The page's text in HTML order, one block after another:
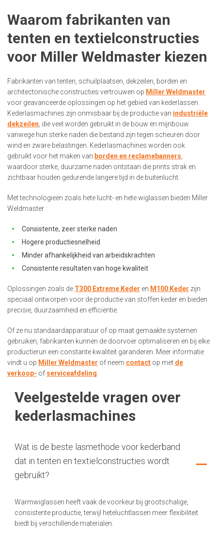
Waarom fabrikanten van
tenten en textielconstructies
voor Miller Weldmaster kiezen
Fabrikanten van tenten, schuilplaatsen, dekzeilen, borden en
architectonische constructies vertrouwen op Miller Weldmaster
voor geavanceerde oplossingen op het gebied van kederlassen.
Kederlasmachines zijn onmisbaar bij de productie van industriële
dekzeilen , die veel worden gebruikt in de bouw en mijnbouw
vanwege hun sterke naden die bestand zijn tegen scheuren door
wind en zware belastingen. Kederlasmachines worden ook
gebruikt voor het maken van borden en reclamebanners
waardoor sterke, duurzame naden ontstaan die prints strak en
zichtbaar houden gedurende langere tijd in de buitenlucht.
Met technologieën zoals hete lucht- en hete wiglassen bieden Miller
Weldmaster :
Consistente, zeer sterke naden
Hogere productiesnelheid
Minder afhankelijkheid van arbeidskrachten
Consistente resultaten van hoge kwaliteit
Oplossingen zoals de T300 Extreme Keder en M100 Keder zijn
speciaal ontworpen voor de productie van stoffen keder en bieden
precisie, duurzaamheid en efficiëntie.
Of ze nu standaardapparatuur of op maat gemaakte systemen
gebruiken, fabrikanten kunnen de doorvoer optimaliseren en bij elke
productierun een constante kwaliteit garanderen. Meer informatie
vindt u op Miller Weldmaster of neem contact op met de
verkoop- of serviceafdeling
Veelgestelde vragen over
kederlasmachines
Wat is de beste lasmethode voor kederband
dat in tenten en textielconstructies wordt
gebruikt?
Warmwiglassen heeft vaak de voorkeur bij grootschalige,
consistente productie, terwijl heteluchtlassen meer flexibiliteit
biedt bij verschillende materialen.